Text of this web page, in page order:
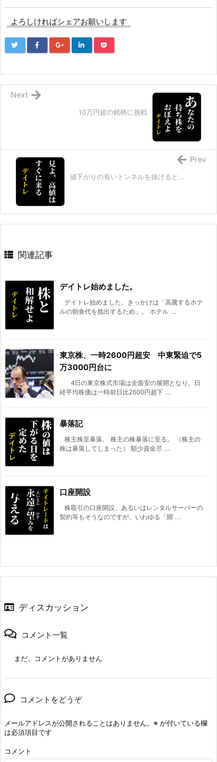
よろしければシェアお願いします
10万円超の銘柄に挑戦
Next
値下がりの長いトンネルを抜けると…
Prev
関連記事
デイトレ始めました。
デイトレ始めました。きっかけは「高騰するホテ
ルの朝食代を捻出するため」。 ホテル ...
東京株、一時2600円超安 中東緊迫で5
万3000円台に
4日の東京株式市場は全面安の展開となり、日
経平均株価は一時前日比2600円超下 ...
暴落記
株主株至暴落。 株主の株暴落に至る。 （株主の
株は暴落してしまった） 額少資金尽 ...
口座開設
株取引の口座開設、あるいはレンタルサーバーの
契約等もそうなのですが、いわゆる「開 ...
ディスカッション
コメント一覧
まだ、コメントがありません
コメントをどうぞ
メールアドレスが公開されることはありません。 ※ が付いている欄
は必須項目です
コメント